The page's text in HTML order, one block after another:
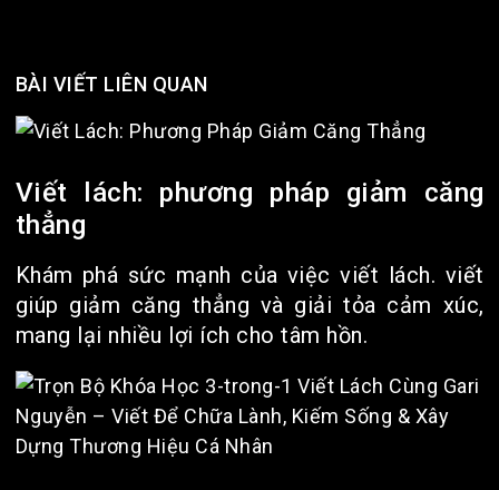
BÀI VIẾT LIÊN QUAN
Viết lách: phương pháp giảm căng
thẳng
Khám phá sức mạnh của việc viết lách. viết
giúp giảm căng thẳng và giải tỏa cảm xúc,
mang lại nhiều lợi ích cho tâm hồn.